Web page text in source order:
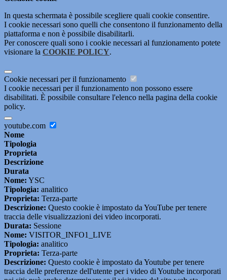
In questa schermata è possibile scegliere quali cookie consentire.
I cookie necessari sono quelli che consentono il funzionamento della
piattaforma e non è possibile disabilitarli.
Per conoscere quali sono i cookie necessari al funzionamento potete
visionare la COOKIE POLICY.
Cookie necessari per il funzionamento
I cookie necessari per il funzionamento non possono essere
disabilitati. È possibile consultare l'elenco nella pagina della cookie
policy.
youtube.com
Nome
Tipologia
Proprieta
Descrizione
Durata
Nome: YSC
Tipologia: analitico
Proprieta: Terza-parte
Descrizione: Questo cookie è impostato da YouTube per tenere
traccia delle visualizzazioni dei video incorporati.
Durata: Sessione
Nome: VISITOR_INFO1_LIVE
Tipologia: analitico
Proprieta: Terza-parte
Descrizione: Questo cookie è impostato da Youtube per tenere
traccia delle preferenze dell'utente per i video di Youtube incorporati